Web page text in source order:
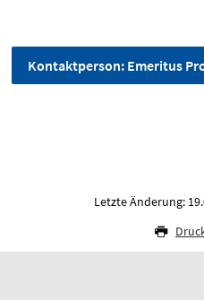
Kontaktperson: Emeritus
Letzte Änderung: